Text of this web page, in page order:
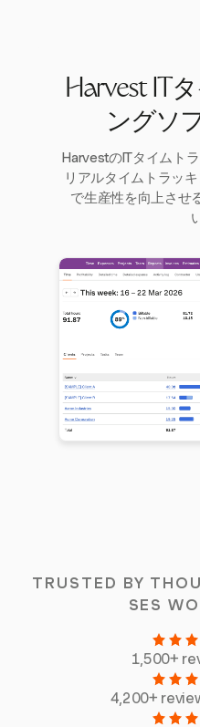
Harvest IT
ングソ
HarvestのITタイムト
リアルタイムトラッ
で生産性を向上させ
TRUSTED BY
SES
1,500+
4,200+